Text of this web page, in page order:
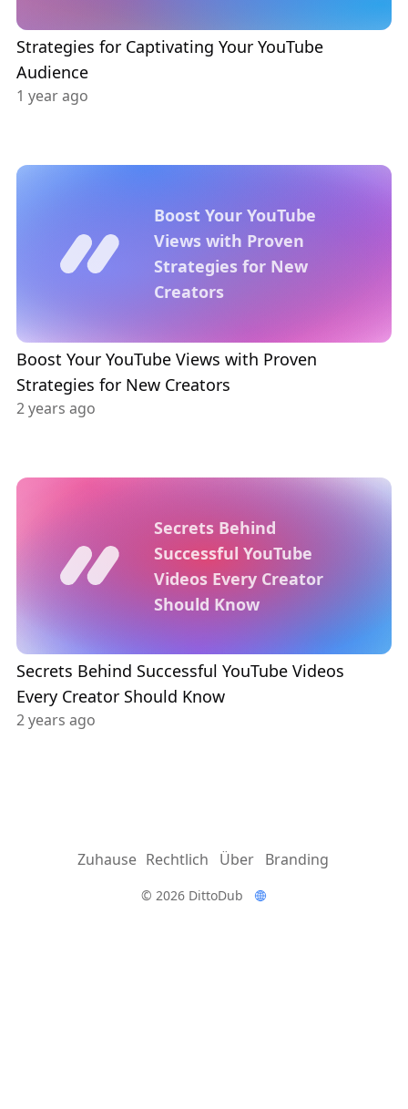
Strategies for Captivating Your YouTube
Audience
1 year ago
Boost Your YouTube
Views with Proven
Strategies for New
Creators
Boost Your YouTube Views with Proven
Strategies for New Creators
2 years ago
Secrets Behind
Successful YouTube
Videos Every Creator
Should Know
Secrets Behind Successful YouTube Videos
Every Creator Should Know
2 years ago
Zuhause Rechtlich Über Branding
© 2026 DittoDub